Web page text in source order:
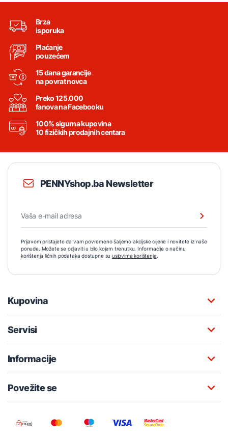
Brza
isporuka
Plaćanje
pouzećem
15 dana garancije
na povrat novca
Preko 125.000
fanova na Facebooku
100% sigurna kupovina
10 fizičkih prodajnih centara
PENNYshop.ba Newsletter
Prijavom pristajete da vam povremeno šaljemo akcijske cijene i novitete iz naše
ponude. Možete se odjaviti u bilo kojem trenutku. Informacije o načinu
korištenja ličnih podataka dostupne su uslovima korištenja.
Kupovina
Servisi
Informacije
Povežite se